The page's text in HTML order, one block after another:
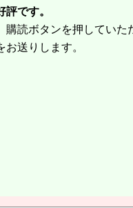
です。
購読ボタンを押していた
送りします。